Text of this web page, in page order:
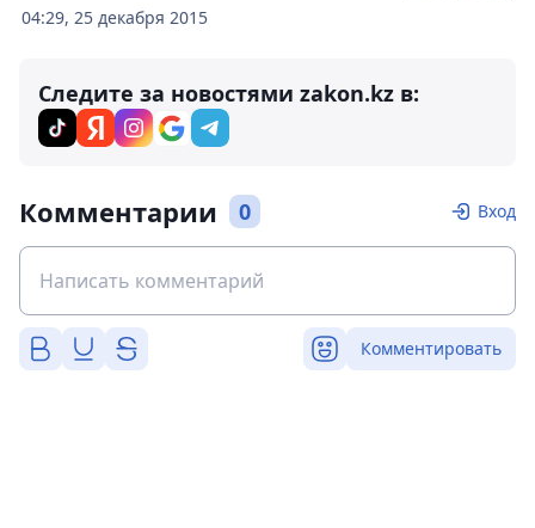
04:29, 25 декабря 2015
Следите за новостями zakon.kz в:
Комментарии 0 Вход
Комментировать